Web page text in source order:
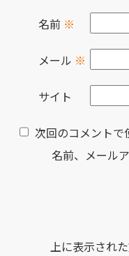
名前 ※
メール ※
サイト
次回のコメントで
名前、メール
上に表示され